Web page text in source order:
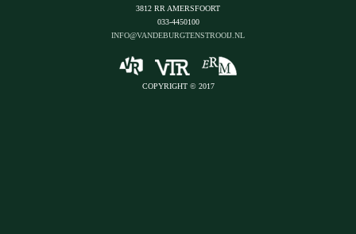
3812 RR AMERSFOORT
033-4450100
INFO@VANDEBURGTENSTROOIJ.NL
COPYRIGHT © 2017